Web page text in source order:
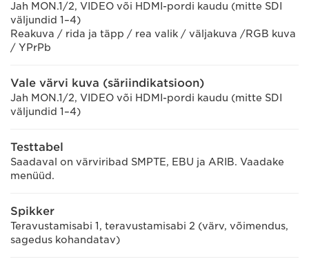
Jah MON.1/2, VIDEO või HDMI-pordi kaudu (mitte SDI
väljundid 1–4)
Reakuva / rida ja täpp / rea valik / väljakuva /RGB kuva
/ YPrPb
Vale värvi kuva (säriindikatsioon)
Jah MON.1/2, VIDEO või HDMI-pordi kaudu (mitte SDI
väljundid 1–4)
Testtabel
Saadaval on värviribad SMPTE, EBU ja ARIB. Vaadake
menüüd.
Spikker
Teravustamisabi 1, teravustamisabi 2 (värv, võimendus,
sagedus kohandatav)